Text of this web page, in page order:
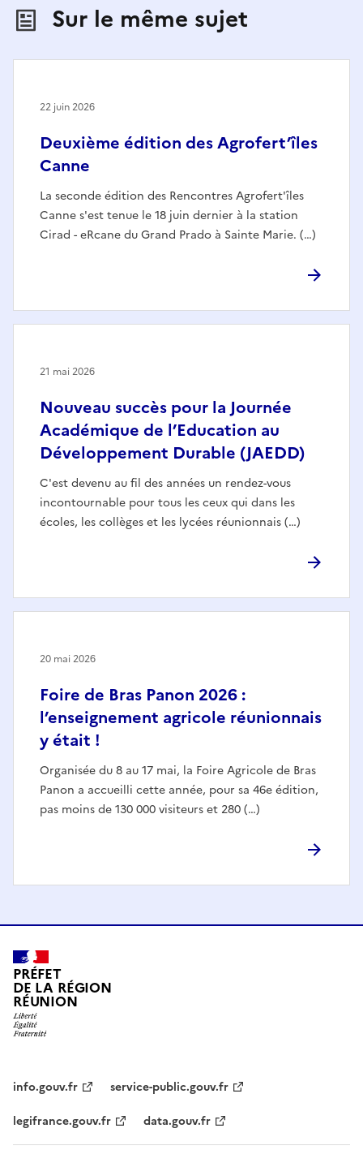
Sur le même sujet
Deuxième édition des Agrofert’îles
Canne
La seconde édition des Rencontres Agrofert'îles
Canne s'est tenue le 18 juin dernier à la station
Cirad - eRcane du Grand Prado à Sainte Marie. (…)
22 juin 2026
Nouveau succès pour la Journée
Académique de l’Education au
Développement Durable (JAEDD)
C'est devenu au fil des années un rendez-vous
incontournable pour tous les ceux qui dans les
écoles, les collèges et les lycées réunionnais (…)
21 mai 2026
Foire de Bras Panon 2026 :
l’enseignement agricole réunionnais
y était !
Organisée du 8 au 17 mai, la Foire Agricole de Bras
Panon a accueilli cette année, pour sa 46e édition,
pas moins de 130 000 visiteurs et 280 (…)
20 mai 2026
PRÉFET
DE LA RÉGION
RÉUNION
info.gouv.fr
service-public.gouv.fr
legifrance.gouv.fr
data.gouv.fr